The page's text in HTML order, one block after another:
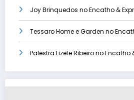
Joy Brinquedos no Encatho &
Tessaro Home e Garden no
Palestra Lizete Ribeiro no Encatho